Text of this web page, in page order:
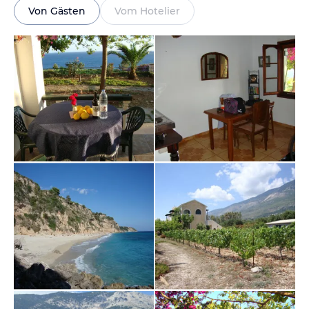
Von Gästen Vom Hotelier